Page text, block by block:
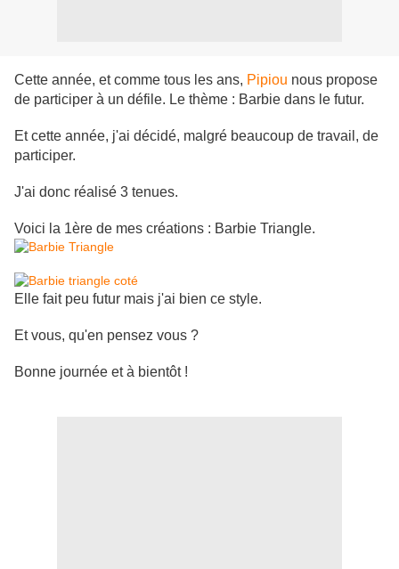
Cette année, et comme tous les ans, Pipiou nous propose
de participer à un défile. Le thème : Barbie dans le futur.
Et cette année, j'ai décidé, malgré beaucoup de travail, de
participer.
J'ai donc réalisé 3 tenues.
Voici la 1ère de mes créations : Barbie Triangle.
Elle fait peu futur mais j'ai bien ce style.
Et vous, qu'en pensez vous ?
Bonne journée et à bientôt !